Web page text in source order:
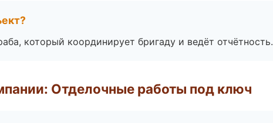
который координирует бригаду и ведёт отчётность.
Отделочные работы под ключ